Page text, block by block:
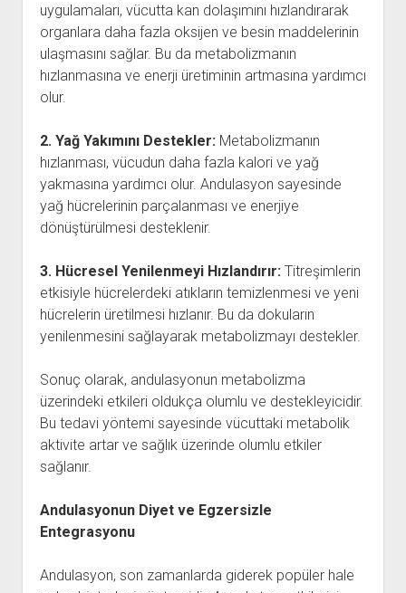
uygulamaları, vücutta kan dolaşımını hızlandırarak
organlara daha fazla oksijen ve besin maddelerinin
ulaşmasını sağlar. Bu da metabolizmanın
hızlanmasına ve enerji üretiminin artmasına yardımcı
olur.
2. Yağ Yakımını Destekler: Metabolizmanın
hızlanması, vücudun daha fazla kalori ve yağ
yakmasına yardımcı olur. Andulasyon sayesinde
yağ hücrelerinin parçalanması ve enerjiye
dönüştürülmesi desteklenir.
3. Hücresel Yenilenmeyi Hızlandırır: Titreşimlerin
etkisiyle hücrelerdeki atıkların temizlenmesi ve yeni
hücrelerin üretilmesi hızlanır. Bu da dokuların
yenilenmesini sağlayarak metabolizmayı destekler.
Sonuç olarak, andulasyonun metabolizma
üzerindeki etkileri oldukça olumlu ve destekleyicidir.
Bu tedavi yöntemi sayesinde vücuttaki metabolik
aktivite artar ve sağlık üzerinde olumlu etkiler
sağlanır.
Andulasyonun Diyet ve Egzersizle
Entegrasyonu
Andulasyon, son zamanlarda giderek popüler hale